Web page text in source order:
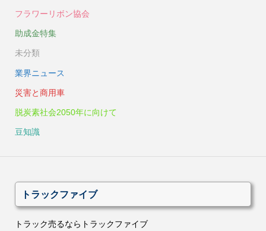
フラワーリボン協会
助成金特集
未分類
業界ニュース
災害と商用車
脱炭素社会2050年に向けて
豆知識
トラックファイブ
トラック売るならトラックファイブ